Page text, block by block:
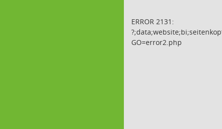
ERROR 2131:
GO=error2.php